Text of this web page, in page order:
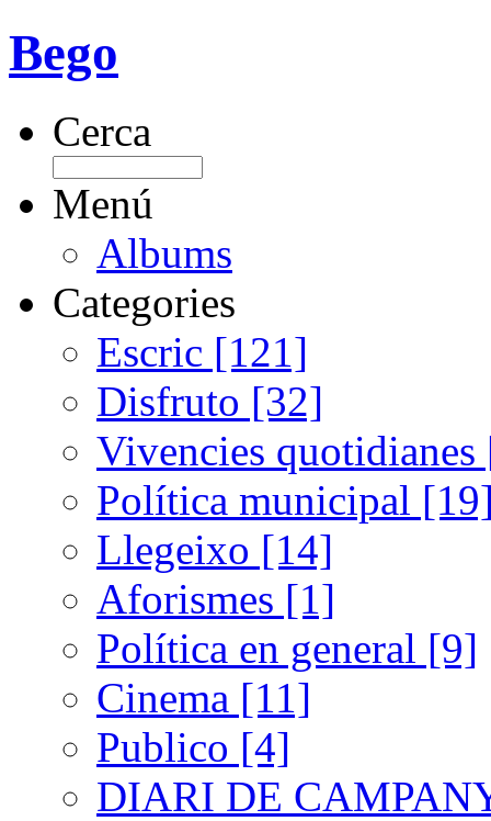
Bego
Cerca
Menú
Albums
Categories
Escric [121]
Disfruto [32]
Vivencies
Política municipal
Llegeixo [14]
Aforismes [1]
Política en general [9]
Cinema [11]
Publico [4]
DIARI DE